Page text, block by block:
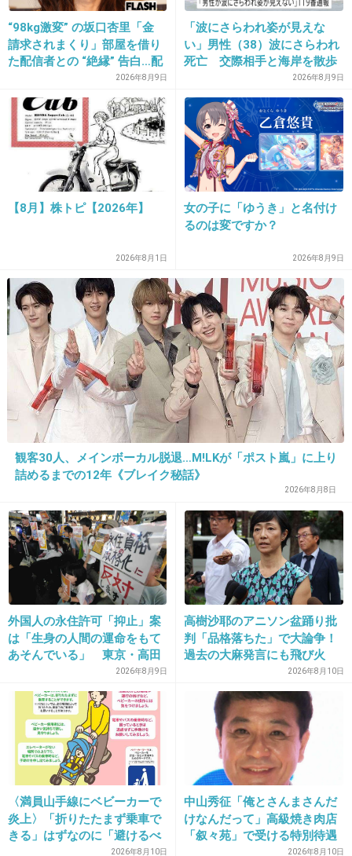
13. 匿名2013/03/21(木) 10:27:02
GACKTからは教わる事はなさそうなんですが。
お金と整形以外･･･
+25 -6
絶対に学校に招いちゃいけないタイプなのに、
どこかの高校の卒業式にも呼ばれてたよねｗ
卒業式に「GACKT」が来た!!!!
girlschannel.net
卒業式にGacktきた！！ もーびっくりして 涙引っ込んだ！！
+24 -3
募金詐欺みたいなイメージが付き纏ってるから
+18 -2
16. 匿名2013/03/21(木) 10:27:42
GACKTって聞くと、どうしてもファールカップを連想して
しまうｗ
+8 -5
“98kg激変” の坂口杏里「金
請求されまくり」部屋を借り
た配信者との “絶縁” 告白…配
信者側は「逃げられた」荷物
放置に怒り心頭
2026年8月9日
「波にさらわれ姿が見えな
い」男性（38）波にさらわれ
死亡 交際相手と海岸を散歩
中 当時は波浪注意報 千葉・
いすみ市
2026年8月9日
【8月】株トピ【2026年】
2026年8月1日
女の子に「ゆうき」と名付け
るのは変ですか？
2026年8月9日
観客30人、メインボーカル脱退…M!LKが「ポスト嵐」に上り
詰めるまでの12年《ブレイク秘話》
2026年8月8日
外国人の永住許可「抑止」案
は「生身の人間の運命をもて
あそんでいる」 東京・高田
2026年8月9日
高樹沙耶のアニソン盆踊り批
判「品格落ちた」で大論争！
過去の大麻発言にも飛び火
2026年8月10日
〈満員山手線にベビーカーで
炎上〉「折りたたまず乗車で
きる」はずなのに「避けるべ
き」「みんなで守るもの」と
2026年8月10日
中山秀征「俺とさんまさんだ
けなんだって」高級焼き肉店
「叙々苑」で受ける特別待遇
2026年8月10日